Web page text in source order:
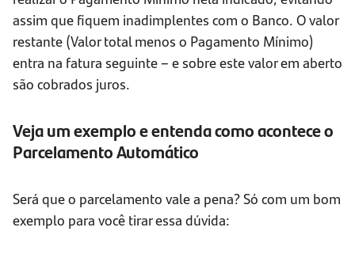
assim que fiquem inadimplentes com o Banco. O valor
restante (Valor total menos o Pagamento Mínimo)
entra na fatura seguinte – e sobre este valor em aberto
são cobrados juros.
Veja um exemplo e entenda como acontece o
Parcelamento Automático
Será que o parcelamento vale a pena? Só com um bom
exemplo para você tirar essa dúvida: